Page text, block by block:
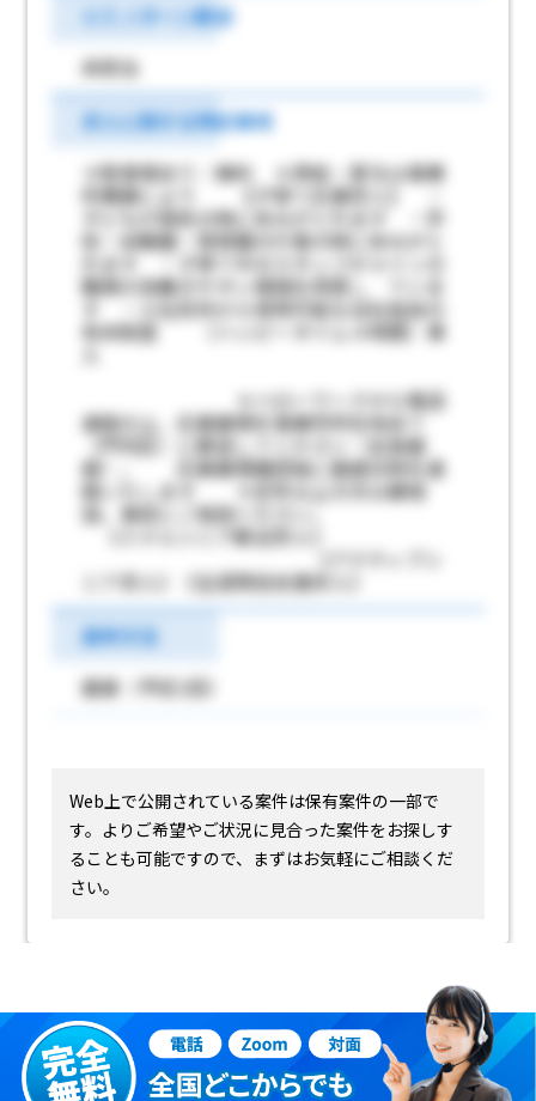
ＵＩＪターン歓迎
非該当
求人に関する特記事項
＊駐車場あり：無料 ＊昇給・賞与は事業
所業績により 【子育て応援求人】 ・
子どもが病気の時に休みがとれます ・学
校・幼稚園・保育園の行事の時に休みがと
れます ・子育て中のスタッフがメインの
職場の為働きやすい環境を用意し ていま
す ・入社初月から使用可能な当社独自の
有休制度 （ハッピータイム４時間）導
入
＊ハローワークから電話
連絡の上、応募書類を事業所所在地あて
（門司区）に郵送してください（全員面
接）。 応募書類確認後に面接日時を連
絡いたします ＊定年以上の方は要相
談。事前にご相談ください。
《ミドルシニア歓迎求人》
《アクティブシ
ニア求人》《生涯現役支援求人》
選考方法
面接（予定1回）
Web上で公開されている案件は保有案件の一部で
す。 よりご希望やご状況に見合った案件をお探しす
ることも可能ですので、まずはお気軽にご相談くだ
さい。